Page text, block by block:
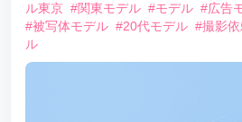
ル東京 #関東モデル #モデル #広告
#被写体モデル #20代モデル #撮影
ル